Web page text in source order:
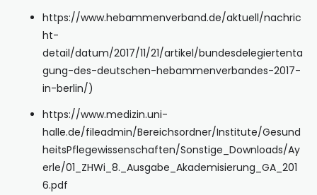
https://www.hebammenverband.de/aktuell/nachric
ht-
detail/datum/2017/11/21/artikel/bundesdelegiertenta
gung-des-deutschen-hebammenverbandes-2017-
in-berlin/)
https://www.medizin.uni-
halle.de/fileadmin/Bereichsordner/Institute/Gesund
heitsPflegewissenschaften/Sonstige_Downloads/Ay
erle/01_ZHWi_8._Ausgabe_Akademisierung_GA_201
6.pdf